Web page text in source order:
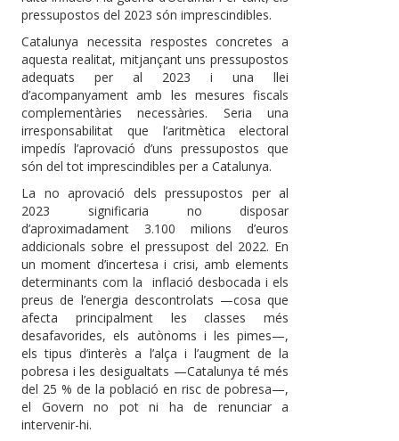
pressupostos del 2023 són imprescindibles.
Catalunya necessita respostes concretes a
aquesta realitat, mitjançant uns pressupostos
adequats per al 2023 i una llei
d’acompanyament amb les mesures fiscals
complementàries necessàries. Seria una
irresponsabilitat que l’aritmètica electoral
impedís l’aprovació d’uns pressupostos que
són del tot imprescindibles per a Catalunya.
La no aprovació dels pressupostos per al
2023 significaria no disposar
d’aproximadament 3.100 milions d’euros
addicionals sobre el pressupost del 2022. En
un moment d’incertesa i crisi, amb elements
determinants com la inflació desbocada i els
preus de l’energia descontrolats —cosa que
afecta principalment les classes més
desafavorides, els autònoms i les pimes—,
els tipus d’interès a l’alça i l’augment de la
pobresa i les desigualtats —Catalunya té més
del 25 % de la població en risc de pobresa—,
el Govern no pot ni ha de renunciar a
intervenir-hi.